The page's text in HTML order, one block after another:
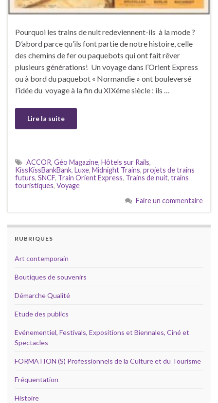
Pourquoi les trains de nuit redeviennent-ils à la mode ?
D’abord parce qu’ils font partie de notre histoire, celle
des chemins de fer ou paquebots qui ont fait rêver
plusieurs générations! Un voyage dans l’Orient Express
ou à bord du paquebot « Normandie » ont bouleversé
l’idée du voyage à la fin du XIXéme siècle : ils …
Lire la suite
ACCOR, Géo Magazine, Hôtels sur Rails,
KissKissBankBank, Luxe, Midnight Trains, projets de trains
futurs, SNCF, Train Orient Express, Trains de nuit, trains
touristiques, Voyage
Faire un commentaire
RUBRIQUES
Art contemporain
Boutiques de souvenirs
Démarche Qualité
Etude des publics
Evénementiel, Festivals, Expositions et Biennales, Ciné et
Spectacles
FORMATION (S) Professionnels de la Culture et du Tourisme
Fréquentation
Histoire